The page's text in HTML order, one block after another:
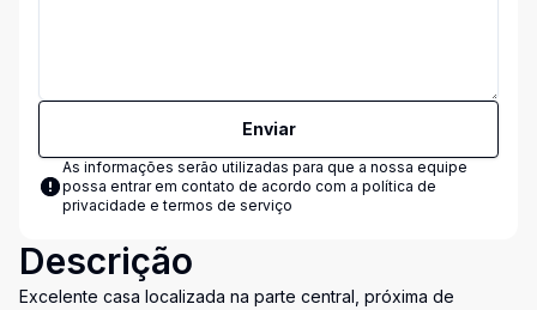
Enviar
As informações serão utilizadas para que a nossa equipe
possa entrar em contato de acordo com a política de
privacidade e termos de serviço
Descrição
Excelente casa localizada na parte central, próxima de